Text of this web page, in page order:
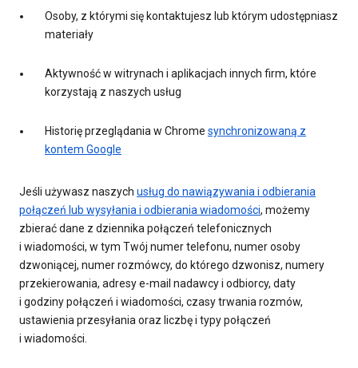
Osoby, z którymi się kontaktujesz lub którym udostępniasz
materiały
Aktywność w witrynach i aplikacjach innych firm, które
korzystają z naszych usług
Historię przeglądania w Chrome synchronizowaną z
kontem Google
Jeśli używasz naszych usług do nawiązywania i odbierania
połączeń lub wysyłania i odbierania wiadomości, możemy
zbierać dane z dziennika połączeń telefonicznych
i wiadomości, w tym Twój numer telefonu, numer osoby
dzwoniącej, numer rozmówcy, do którego dzwonisz, numery
przekierowania, adresy e-mail nadawcy i odbiorcy, daty
i godziny połączeń i wiadomości, czasy trwania rozmów,
ustawienia przesyłania oraz liczbę i typy połączeń
i wiadomości.